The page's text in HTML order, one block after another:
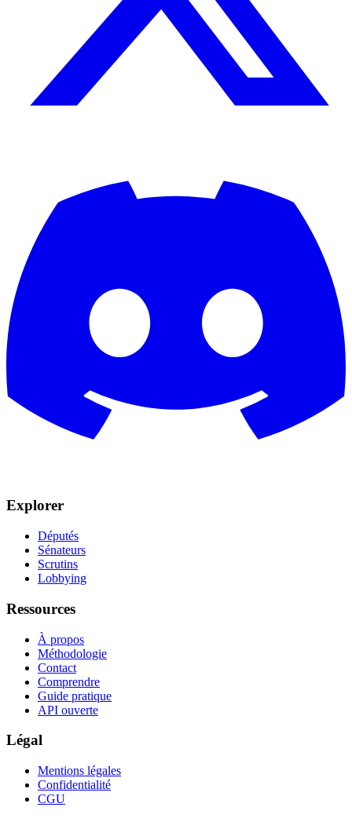
Explorer
Députés
Sénateurs
Scrutins
Lobbying
Ressources
À propos
Méthodologie
Contact
Comprendre
Guide pratique
API ouverte
Légal
Mentions légales
Confidentialité
CGU